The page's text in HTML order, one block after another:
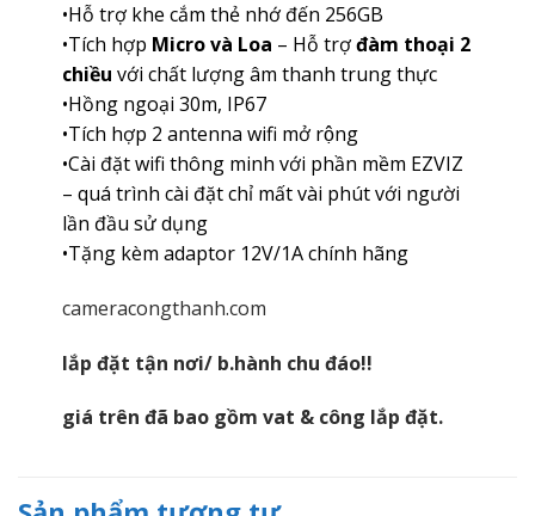
•Hỗ trợ khe cắm thẻ nhớ đến 256GB
•Tích hợp Micro và Loa – Hỗ trợđàm thoại 2
chiều với chất lượng âm thanh trung thực
•Hồng ngoại 30m, IP67
•Tích hợp 2 antenna wifi mở rộng
•Cài đặt wifi thông minh với phần mềm EZVIZ
– quá trình cài đặt chỉ mất vài phút với người
lần đầu sử dụng
•Tặng kèm adaptor 12V/1A chính hãng
cameracongthanh.com
lắp đặt tận nơi/ b.hành chu đáo!!
giá trên đã bao gồm vat & công lắp đặt.